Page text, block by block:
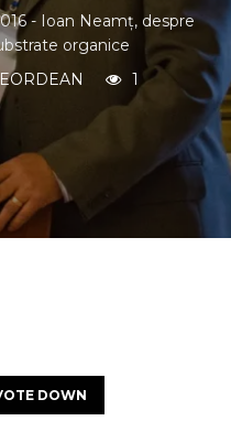
- Ioan Neamț, despre
organice
1
DOWN